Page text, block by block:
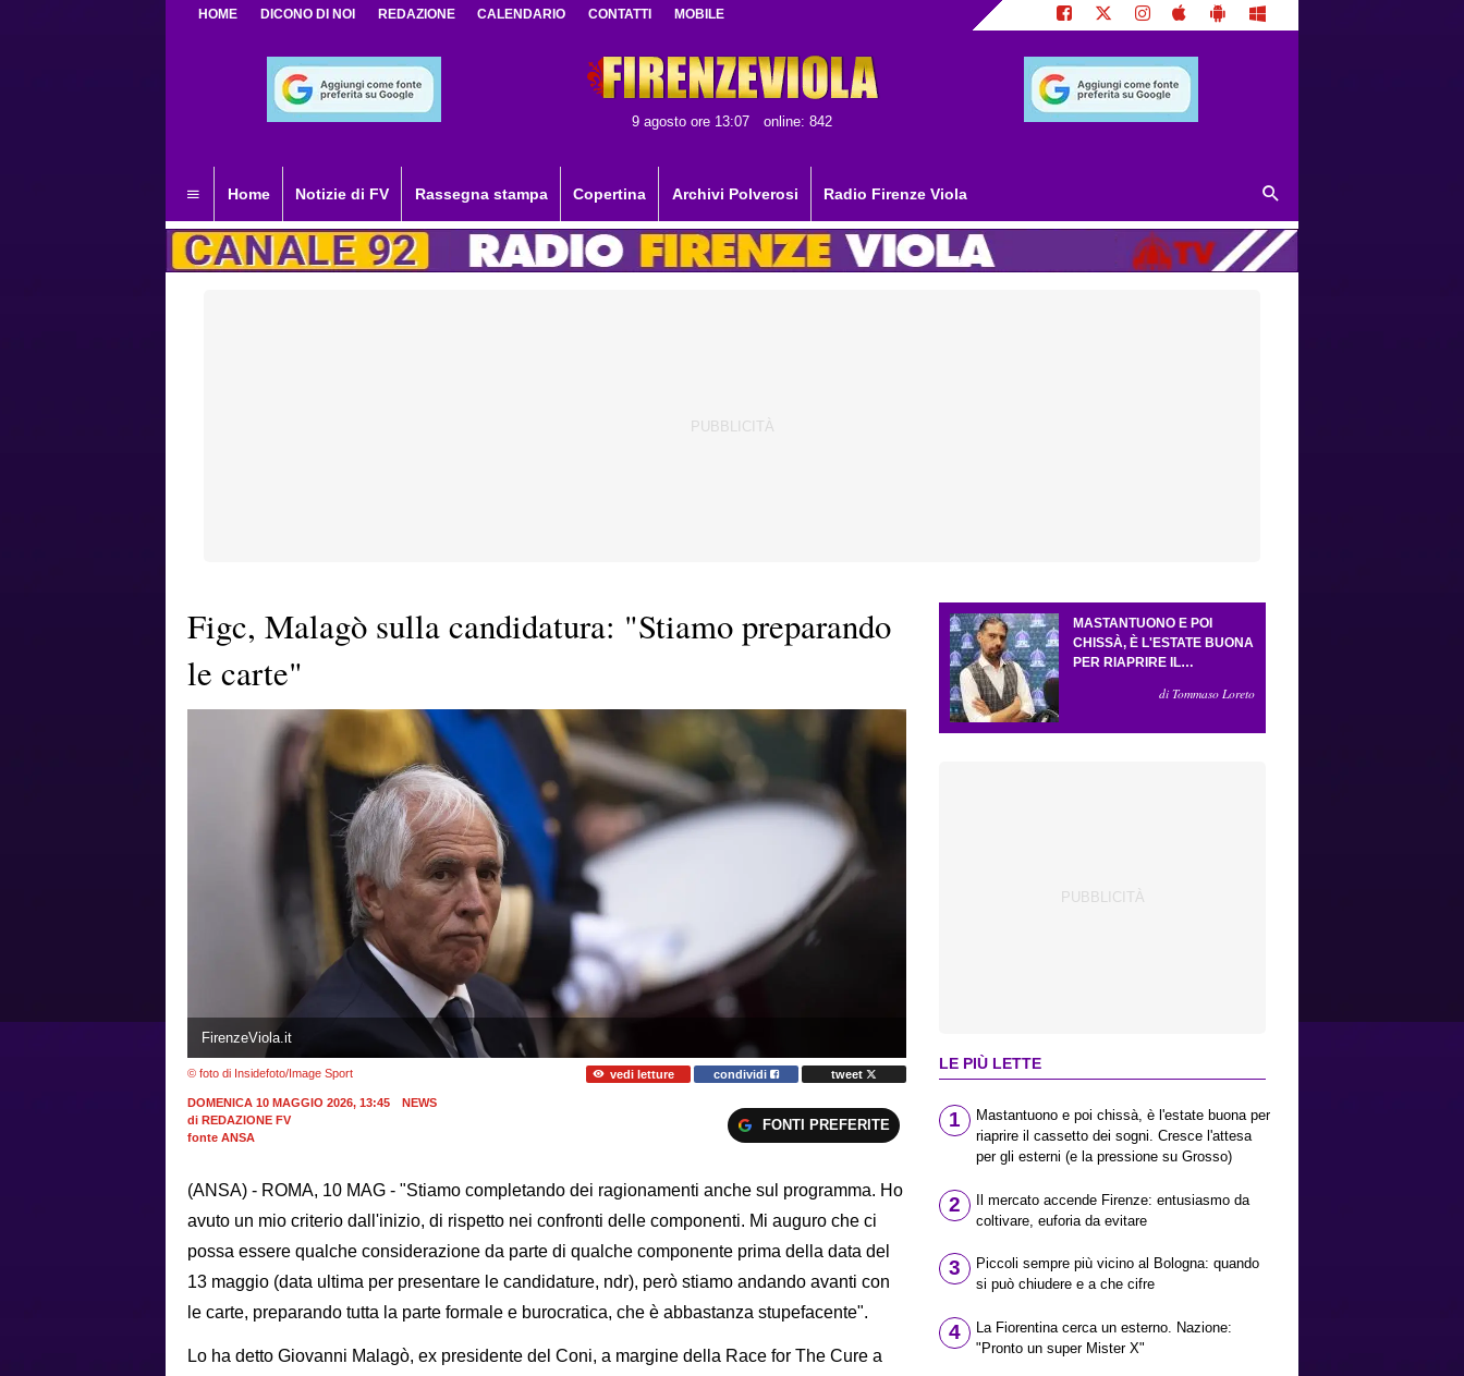
HOME DICONO DI NOI REDAZIONE CALENDARIO CONTATTI MOBILE
9 agosto ore 13:07 online: 842
Home Notizie di FV Rassegna stampa Copertina Archivi Polverosi Radio Firenze Viola
Figc, Malagò sulla candidatura: "Stiamo preparando
le carte"
FirenzeViola.it
© foto di Insidefoto/Image Sport vedi letture condividi tweet
DOMENICA 10 MAGGIO 2026, 13:45
NEWS
di REDAZIONE FV
fonte ANSA
FONTI PREFERITE
(ANSA) - ROMA, 10 MAG - "Stiamo completando dei ragionamenti anche sul programma. Ho
avuto un mio criterio dall'inizio, di rispetto nei confronti delle componenti. Mi auguro che ci
possa essere qualche considerazione da parte di qualche componente prima della data del
13 maggio (data ultima per presentare le candidature, ndr), però stiamo andando avanti con
le carte, preparando tutta la parte formale e burocratica, che è abbastanza stupefacente".
Lo ha detto Giovanni Malagò, ex presidente del Coni, a margine della Race for The Cure a
MASTANTUONO E POI
CHISSÀ, È L'ESTATE BUONA
PER RIAPRIRE IL
CRESCE L'ATTESA PER GLI
di Tommaso Loreto
LE PIÙ LETTE
1
Mastantuono e poi chissà, è l'estate buona per
riaprire il cassetto dei sogni. Cresce l'attesa
per gli esterni (e la pressione su Grosso)
2
Il mercato accende Firenze: entusiasmo da
coltivare, euforia da evitare
3
Piccoli sempre più vicino al Bologna: quando
si può chiudere e a che cifre
4
La Fiorentina cerca un esterno. Nazione:
"Pronto un super Mister X"